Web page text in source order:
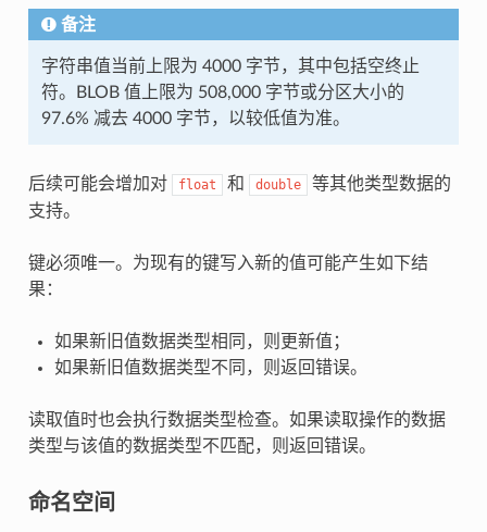
备注
字符串值当前上限为 4000 字节，其中包括空终止
符。BLOB 值上限为 508,000 字节或分区大小的
97.6% 减去 4000 字节，以较低值为准。
后续可能会增加对 float 和 double
等其他类型数据的
支持。
键必须唯一。为现有的键写入新的值可能产生如下结
果：
如果新旧值数据类型相同，则更新值；
如果新旧值数据类型不同，则返回错误。
读取值时也会执行数据类型检查。如果读取操作的数据
类型与该值的数据类型不匹配，则返回错误。
命名空间